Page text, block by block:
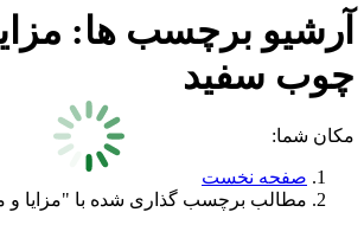
آرشیو برچسب ها:
چوب سفید
مکان شما:
صفحه نخست
مطالب برچسب گذاری شده با "مزایا